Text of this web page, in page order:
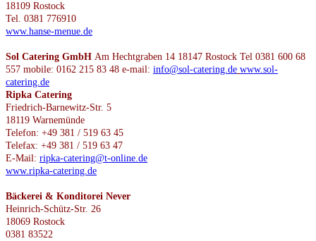
18109 Rostock
Tel. 0381 776910
www.hanse-menue.de
Sol Catering GmbH Am Hechtgraben 14 18147 Rostock Tel 0381 600 68
557 mobile: 0162 215 83 48 e-mail: info@sol-catering.de www.sol-
catering.de
Ripka Catering
Friedrich-Barnewitz-Str. 5
18119 Warnemünde
Telefon: +49 381 / 519 63 45
Telefax: +49 381 / 519 63 47
E-Mail: ripka-catering@t-online.de
www.ripka-catering.de
Bäckerei & Konditorei Never
Heinrich-Schütz-Str. 26
18069 Rostock
0381 83522